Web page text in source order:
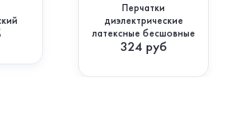
Перчатки
диэлектрические
латексные бесшовные
324 руб